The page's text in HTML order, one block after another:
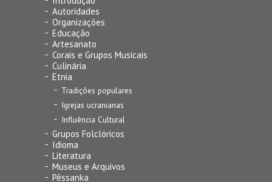
Autoridades
Organizações
Educação
Artesanato
Corais e Grupos Musicais
Culinária
Etnia
Tradições populares
Igrejas ucranianas
Influência Cultural
Grupos Folclóricos
Idioma
Literatura
Museus e Arquivos
Pêssanka